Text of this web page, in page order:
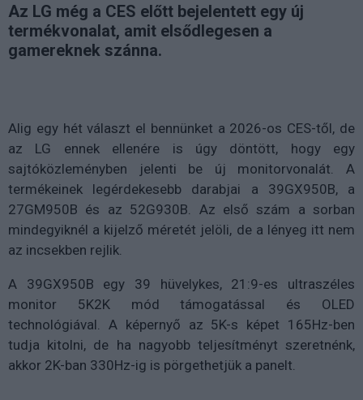
Az LG még a CES előtt bejelentett egy új
termékvonalat, amit elsődlegesen a
gamereknek szánna.
Alig egy hét választ el bennünket a 2026-os CES-től, de
az LG ennek ellenére is úgy döntött, hogy egy
sajtóközleményben jelenti be új monitorvonalát. A
termékeinek legérdekesebb darabjai a 39GX950B, a
27GM950B és az 52G930B. Az első szám a sorban
mindegyiknél a kijelző méretét jelöli, de a lényeg itt nem
az incsekben rejlik.
A 39GX950B egy 39 hüvelykes, 21:9-es ultraszéles
monitor 5K2K mód támogatással és OLED
technológiával. A képernyő az 5K-s képet 165Hz-ben
tudja kitolni, de ha nagyobb teljesítményt szeretnénk,
akkor 2K-ban 330Hz-ig is pörgethetjük a panelt.